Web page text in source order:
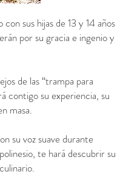
sus hijas de 13 y 14 años
por su gracia e ingenio y
de las “trampa para
contigo su experiencia, su
masa.
su voz suave durante
te hará descubrir su